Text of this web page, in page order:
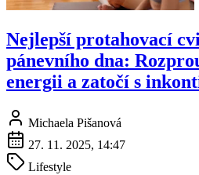
Nejlepší protahovací
pánevního dna:
energii a zatočí s
Michaela Pišanová
27. 11. 2025, 14:47
Lifestyle